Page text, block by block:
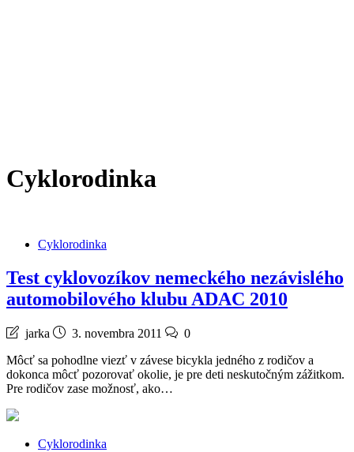
Cyklorodinka
Cyklorodinka
Test cyklovozíkov nemeckého nezávislého
automobilového klubu ADAC 2010
jarka 3. novembra 2011
0
Môcť sa pohodlne viezť v závese bicykla jedného z rodičov a
dokonca môcť pozorovať okolie, je pre deti neskutočným zážitkom.
Pre rodičov zase možnosť, ako…
Cyklorodinka